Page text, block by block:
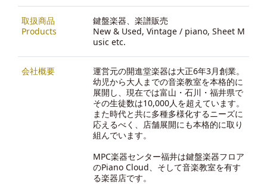
取扱商品
Products
鍵盤楽器、楽譜販売
New & Used, Vintage / piano, Sheet M
usic etc.
会社概要
運営元の開進堂楽器は大正6年3月創業。
幼児から大人までの音楽教室を本格的に
展開し、現在では富山・石川・福井県で
その生徒数は10,000人を超えています。
また時代と共に多種多様化するニーズに
応えるべく、店舗展開にも本格的に取り
組んでいます。
MPC楽器センター福井は鍵盤楽器フロア
のPiano Cloud、そして音楽教室を有す
る楽器店です。